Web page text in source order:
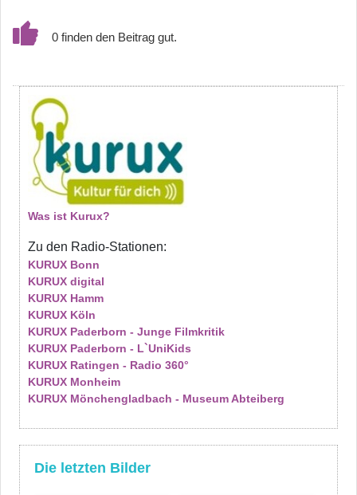
0
Was ist Kurux?
Zu den Radio-Stationen:
KURUX Bonn
KURUX digital
KURUX Hamm
KURUX Köln
KURUX Paderborn - Junge Filmkritik
KURUX Paderborn - L`UniKids
KURUX Ratingen - Radio 360°
KURUX Monheim
KURUX Mönchengladbach - Museum Abteiberg
Die letzten Bilder